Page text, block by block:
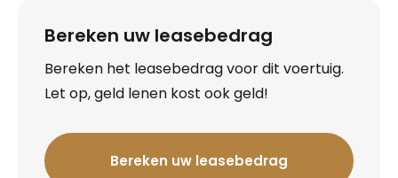
Bereken uw leasebedrag
Bereken het leasebedrag voor dit voertuig.
Let op, geld lenen kost ook geld!
Bereken uw leasebedrag